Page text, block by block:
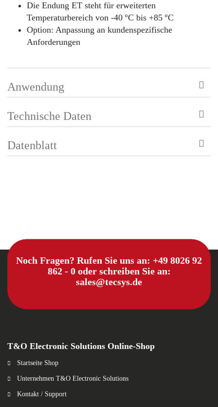
Die Endung ET steht für erweiterten
Temperaturbereich von -40 °C bis +85 °C
Option: Anpassung an kundenspezifische
Anforderungen
Anwendung
Technische Daten
Datenblatt
Noch Fragen? Rufen Sie uns an: +49 8026 92
862 - 0oder schreiben Sie an:
sales@tecsys.de
T&O Electronic Solutions Online-Shop
Startseite Shop
Unternehmen T&O Electronic Solutions
Kontakt / Support